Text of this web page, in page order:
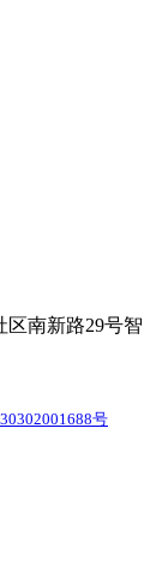
南新路29号智
号